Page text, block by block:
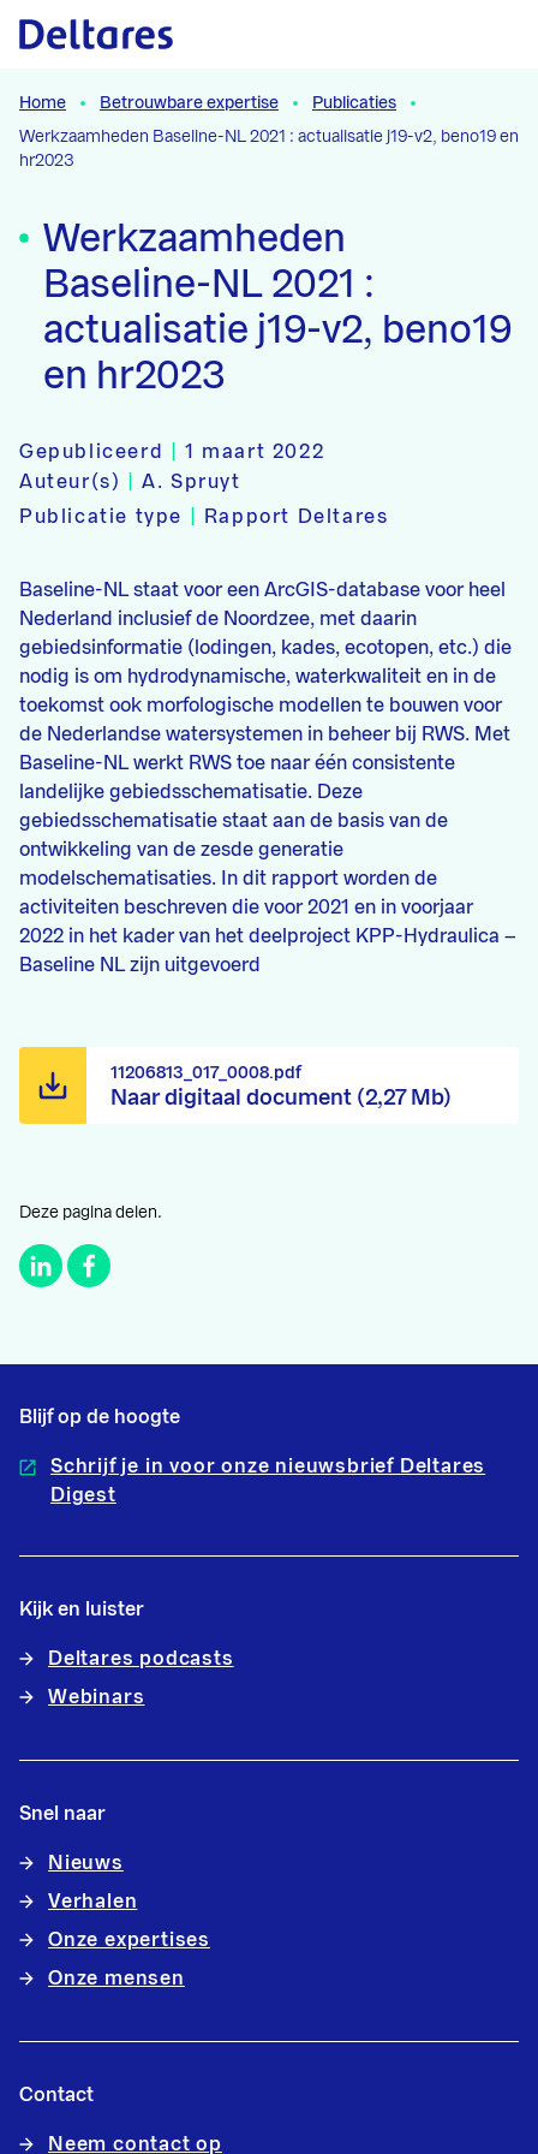
Naar hoofdcontent
Home Betrouwbare expertise
Publicaties
Werkzaamheden Baseline-NL 2021 : actualisatie j19-v2, beno19 en
hr2023
Werkzaamheden
Baseline-NL 2021 :
actualisatie j19-v2, beno19
en hr2023
Gepubliceerd |1 maart 2022
Auteur(s)
|A. Spruyt
Publicatie type
Rapport Deltares
Baseline-NL staat voor een ArcGIS-database voor heel
Nederland inclusief de Noordzee, met daarin
gebiedsinformatie (lodingen, kades, ecotopen, etc.) die
nodig is om hydrodynamische, waterkwaliteit en in de
toekomst ook morfologische modellen te bouwen voor
de Nederlandse watersystemen in beheer bij RWS. Met
Baseline-NL werkt RWS toe naar één consistente
landelijke gebiedsschematisatie. Deze
gebiedsschematisatie staat aan de basis van de
ontwikkeling van de zesde generatie
modelschematisaties. In dit rapport worden de
activiteiten beschreven die voor 2021 en in voorjaar
2022 in het kader van het deelproject KPP-Hydraulica –
Baseline NL zijn uitgevoerd
Naar digitaal document (2,27 Mb)
11206813_017_0008.pdf
Deze pagina delen.
Blijf op de hoogte
Schrijf je in voor onze nieuwsbrief Deltares
Digest
Kijk en luister
Deltares podcasts
Webinars
Snel naar
Nieuws
Verhalen
Onze expertises
Onze mensen
Contact
Neem contact op